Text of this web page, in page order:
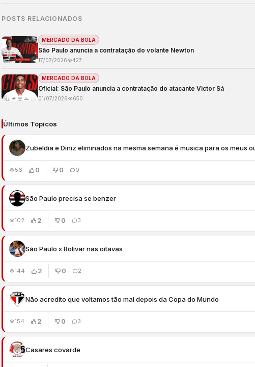
POSTS RELACIONADOS
MERCADO DA BOLA
São Paulo anuncia a contratação do volante Newton
17/07/2026 427
MERCADO DA BOLA
Oficial: São Paulo anuncia a contratação do atacante Victor Sá
01/07/2026 650
Últimos Tópicos
Zubeldia e Diniz eliminados na mesma semana é musica para os meus
56 0 0 0
São Paulo precisa se benzer
102 2 0 3
São Paulo x Bolivar nas oitavas
144 2 0 2
Não acredito que voltamos tão mal depois da Copa do Mundo
154 2 0 3
Casares covarde